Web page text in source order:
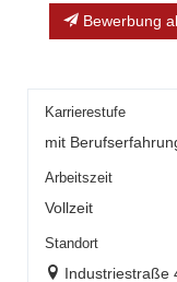
Bewerbung
Karrierestufe
mit
Arbeitszeit
Vollzeit
Standort
Industriestraße